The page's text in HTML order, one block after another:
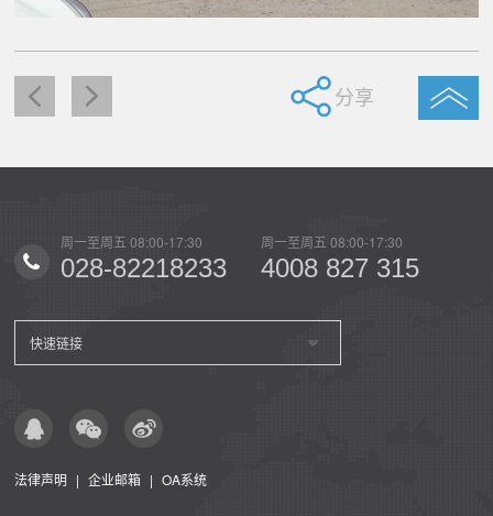
分享
周一至周五 08:00-17:30
028-82218233
周一至周五 08:00-17:30
4008 827 315
快速链接
法律声明 | 企业邮箱 | OA系统